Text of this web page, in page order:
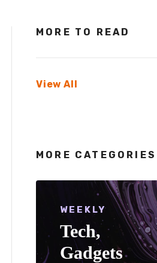
MORE TO READ
View All
MORE CATEGORIES
WEEKLY
Tech,
Gadgets